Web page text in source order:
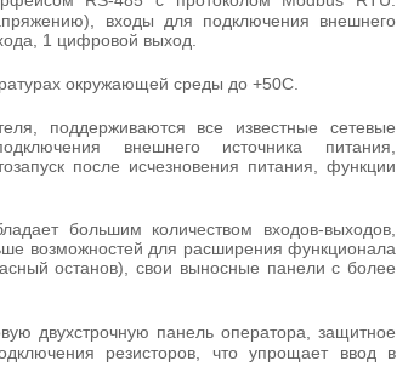
входы для подключения внешнего
1 цифровой выход.
окружающей среды до +50С.
поддерживаются все известные сетевые
внешнего источника питания,
после исчезновения питания, функции
большим количеством входов-выходов,
возможностей для расширения функционала
останов), свои выносные панели с более
двухстрочную панель оператора, защитное
резисторов, что упрощает ввод в